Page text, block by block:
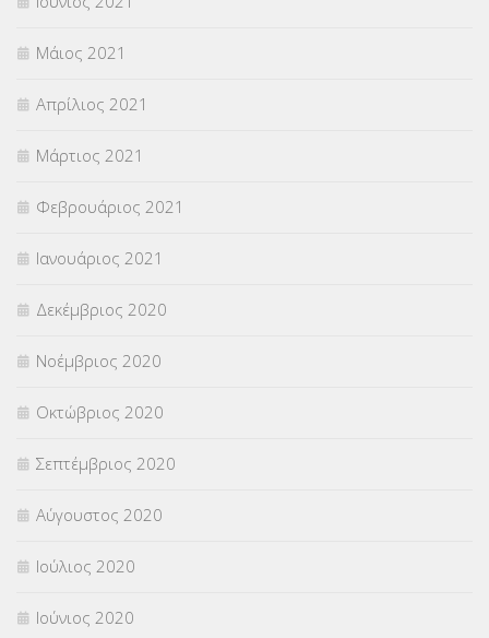
Μάιος 2021
Απρίλιος 2021
Μάρτιος 2021
Φεβρουάριος 2021
Ιανουάριος 2021
Δεκέμβριος 2020
Νοέμβριος 2020
Οκτώβριος 2020
Σεπτέμβριος 2020
Αύγουστος 2020
Ιούλιος 2020
Ιούνιος 2020